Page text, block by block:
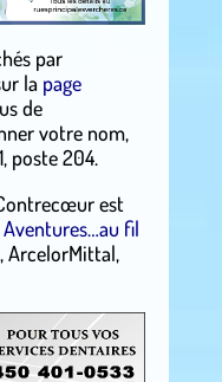
par
la page
de
votre nom,
poste 204.
est
Aventures…au fil
ArcelorMittal,